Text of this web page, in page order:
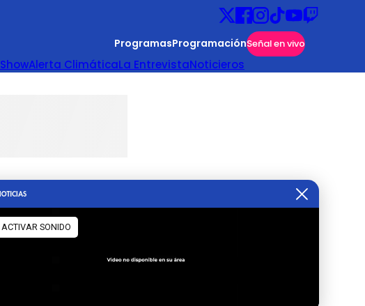
ProgramasProgramaciónSeñal en vivo
ShowAlerta ClimáticaLa EntrevistaNoticieros